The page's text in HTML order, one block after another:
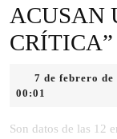
ACUSAN
CRÍTICA”
7 de febrero de
00:01
Son datos de las 12